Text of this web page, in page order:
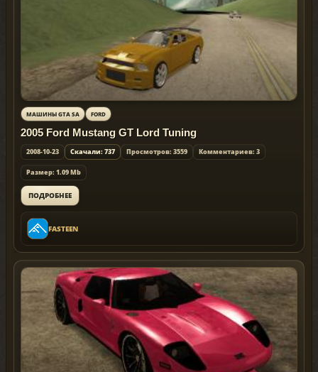
МАШИНЫ GTA SA FORD
2005 Ford Mustang GT Lord Tuning
2008-10-23 Скачали: 737 Просмотров: 3559 Комментариев: 3
Размер: 1.09 Mb
ПОДРОБНЕЕ
FASTEEN